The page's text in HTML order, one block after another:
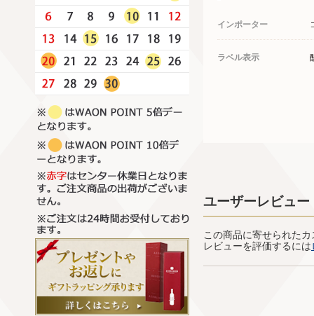
インポーター
ラベル表示
ユーザーレビュー
この商品に寄せられた
レビューを評価するには